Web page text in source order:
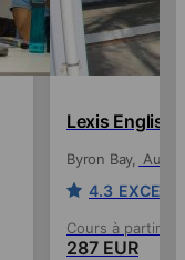
Lexis English
Byron Bay
4.3
Cours à partir
287 EUR